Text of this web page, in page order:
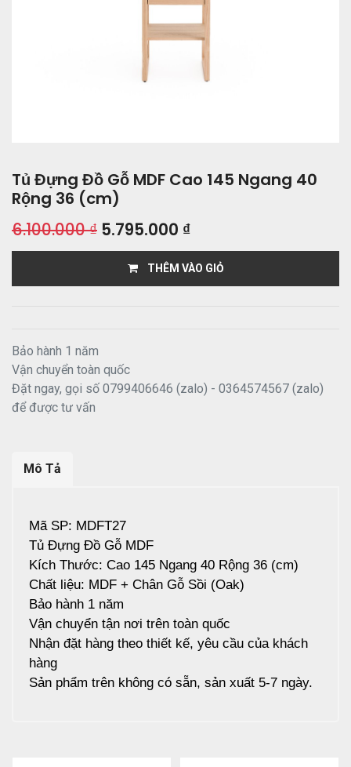
Tủ Đựng Đồ Gỗ MDF Cao 145 Ngang 40
Rộng 36 (cm)
6.100.000₫ 5.795.000 ₫
THÊM VÀO GIỎ
Bảo hành 1 năm
Vận chuyển toàn quốc
Đặt ngay, gọi số 0799406646 (zalo) - 0364574567 (zalo)
để được tư vấn
Mô Tả
Mã SP: MDFT27
Tủ Đựng Đồ Gỗ MDF
Kích Thước: Cao 145 Ngang 40 Rộng 36 (cm)
Chất liệu: MDF + Chân Gỗ Sồi (Oak)
Bảo hành 1 năm
Vận chuyển tận nơi trên toàn quốc
Nhận đặt hàng theo thiết kế, yêu cầu của khách
hàng
Sản phẩm trên không có sẵn, sản xuất 5-7 ngày.